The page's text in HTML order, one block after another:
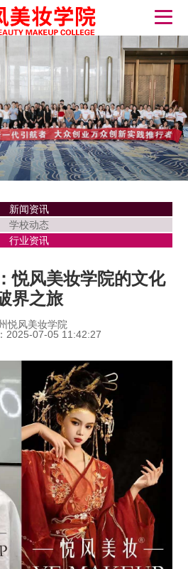
新闻资讯
学校动态
行业资讯
悦风美妆学院的文化
界之旅
悦风美妆学院
2025-07-05 11:42:27